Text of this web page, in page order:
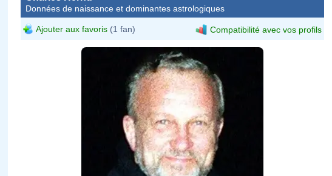
Données de naissance et dominantes astrologiques
Ajouter aux favoris (1 fan) Compatibilité avec vos profils